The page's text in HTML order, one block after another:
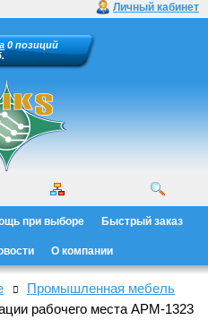
Личный кабинет
0 позиций
при выборе Быстрый заказ
О компании
Промышленная мебель
рабочего места АРМ-1323